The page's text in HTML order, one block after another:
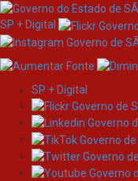
SP + Digital
SP + Digital